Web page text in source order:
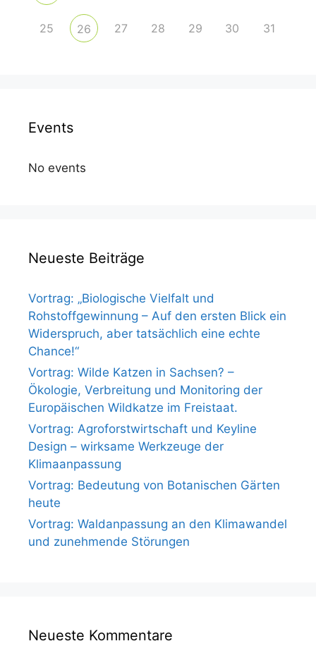
25 26 27 28 29 30 31
Events
No events
Neueste Beiträge
Vortrag: „Biologische Vielfalt und
Rohstoffgewinnung – Auf den ersten Blick ein
Widerspruch, aber tatsächlich eine echte
Chance!“
Vortrag: Wilde Katzen in Sachsen? –
Ökologie, Verbreitung und Monitoring der
Europäischen Wildkatze im Freistaat.
Vortrag: Agroforstwirtschaft und Keyline
Design – wirksame Werkzeuge der
Klimaanpassung
Vortrag: Bedeutung von Botanischen Gärten
heute
Vortrag: Waldanpassung an den Klimawandel
und zunehmende Störungen
Neueste Kommentare